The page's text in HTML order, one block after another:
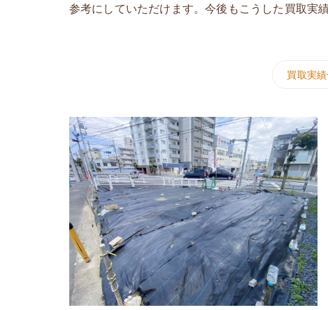
参考にしていただけます。今後もこうした買取実
買取実